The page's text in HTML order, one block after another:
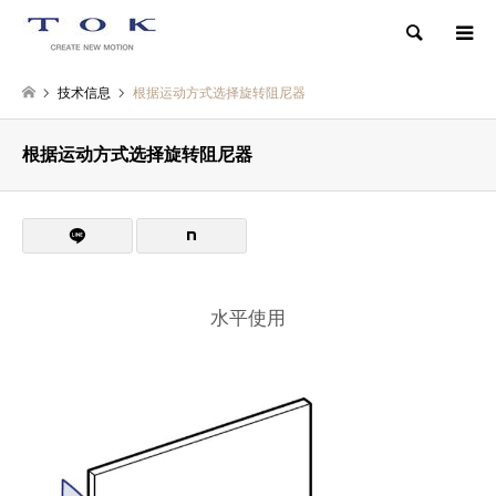
検索
技术信息 根据运动方式选择旋转阻尼器
根据运动方式选择旋转阻尼器
水平使用